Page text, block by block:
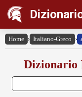
Home › Italiano-Greco ›
Dizionario